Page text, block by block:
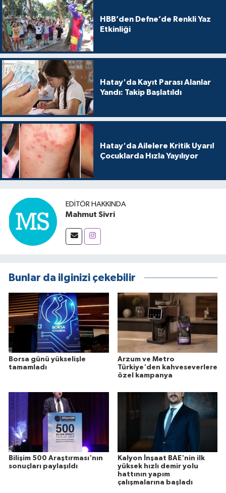
HBB’den Defne’de Renkli Yaz
Etkinliği
Hatay'da Kayıt Parası Alanlar
Yandı: Takip Başlatıldı
Hatay'da Ailelere Kritik Uyarı!
Çocuklarda Hızla Yayılıyor
EDITÖR HAKKINDA
Mahmut Sivri
Bunlar da ilginizi çekebilir
Borsa günü yükselişle
tamamladı
Arzum ve Metro
Türkiye'den kahveseverlere
özel kampanya
Bilişim 500 Araştırması'nın
sonuçları paylaşıldı
Kalyon İnşaat BAE'nin ilk
yüksek hızlı demir yolu
hattının yapım
çalışmalarına başladı